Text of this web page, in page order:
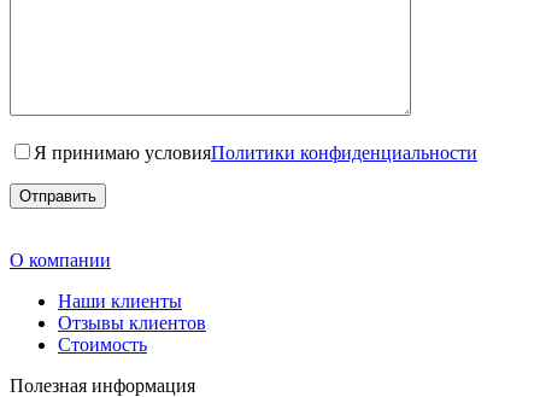
Я принимаю условияПолитики конфиденциальности
О компании
Наши клиенты
Отзывы клиентов
Стоимость
Полезная информация